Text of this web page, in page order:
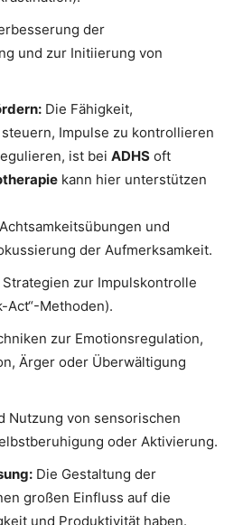
der
und zur Initiierung von
Die Fähigkeit,
Impulse zu kontrollieren
ist bei ADHS oft
kann hier unterstützen
und
der Aufmerksamkeit.
zur Impulskontrolle
Act“-Methoden).
zur Emotionsregulation,
Ärger oder Überwältigung
Nutzung von sensorischen
oder Aktivierung.
Die Gestaltung der
großen Einfluss auf die
und Produktivität haben.